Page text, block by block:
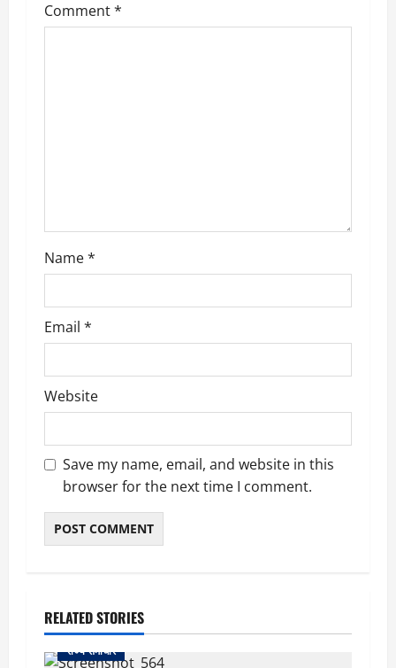
g
Comment*
Name*
Email *
Website
Save my name, email, and website in this
browser for the next time I comment.
RELATED STORIES
राज्य समाचार